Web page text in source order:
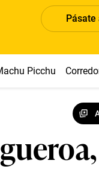
Pásate
Picchu